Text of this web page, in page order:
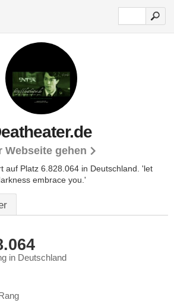
Webseite gehen
auf Platz 6.828.064 in Deutschland. 'let
embrace you.'
in Deutschland